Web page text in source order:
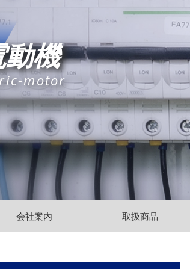
機
motor
会社案内 取扱商品